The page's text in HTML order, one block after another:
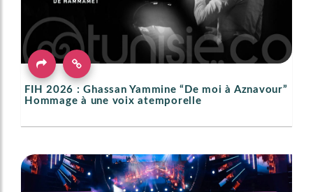
FIH 2026 : Ghassan Yammine “De moi à Aznavour”
Hommage à une voix atemporelle